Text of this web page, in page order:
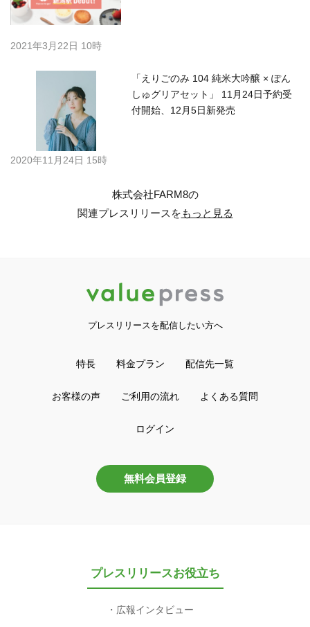
2021年3月22日 10時
「えりごのみ 104 純米大吟醸 × ぽん
しゅグリアセット」 11月24日予約受
付開始、12月5日新発売
2020年11月24日 15時
株式会社FARM8の
関連プレスリリースをもっと見る
プレスリリースを配信したい方へ
特長 料金プラン 配信先一覧
お客様の声 ご利用の流れ よくある質問
ログイン
無料会員登録
プレスリリースお役立ち
広報インタビュー